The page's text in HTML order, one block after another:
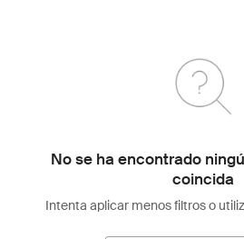
No se ha encontrado
coincida
Intenta aplicar menos filtros o